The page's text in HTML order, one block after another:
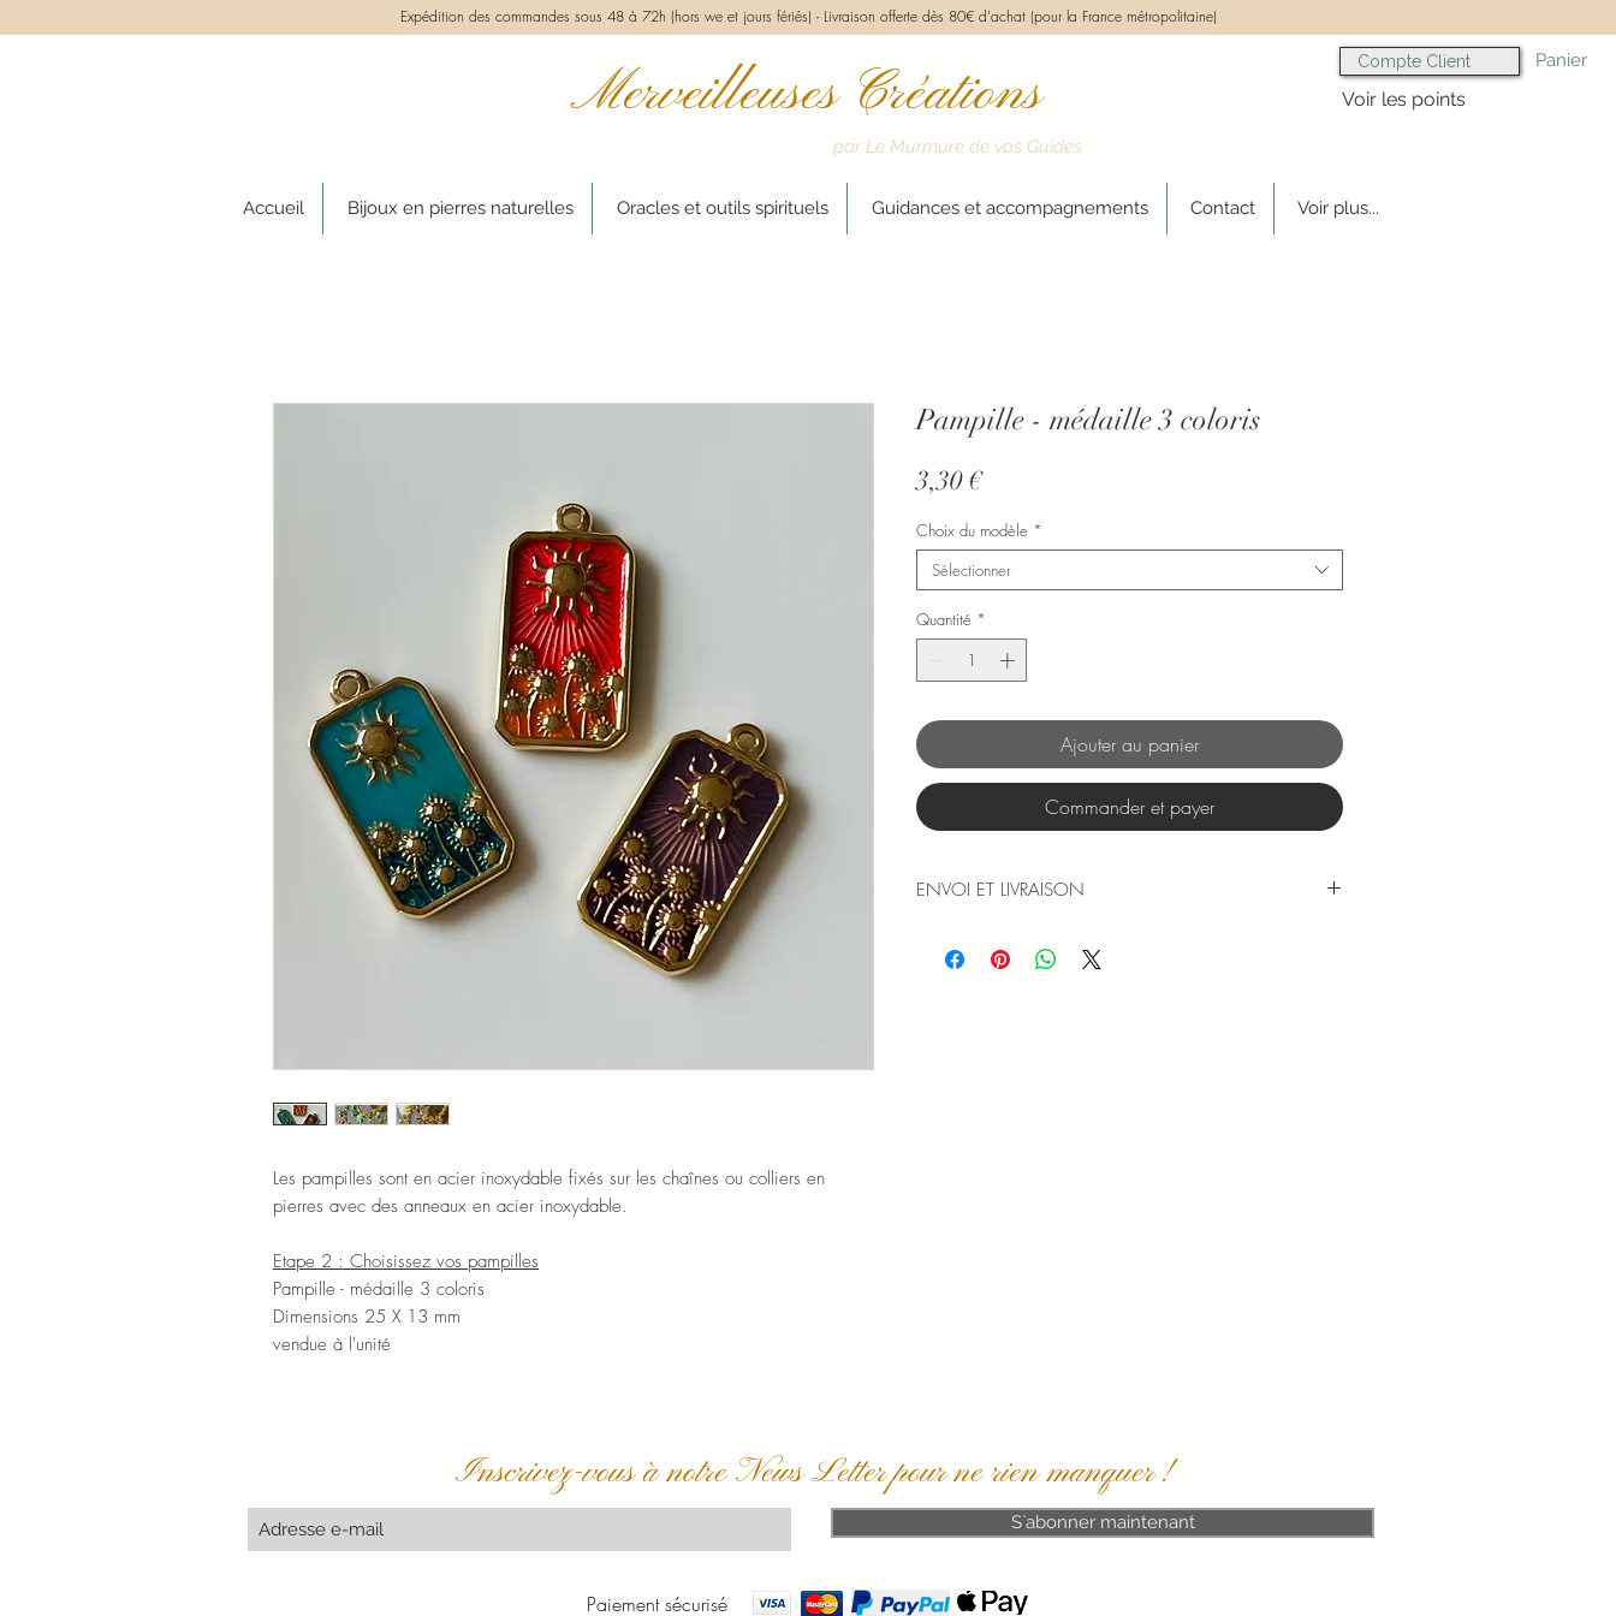
Expédition des commandes sous 48 à 72h (hors we et jours fériés) - Livraison offerte dès 80€ d'achat (pour la France métropolitaine)
Merveilleuses Créations Panier
Compte Client
Voir les points
par Le Murmure de vos Guides
Accueil Bijoux en pierres naturelles Oracles et outils spirituels Guidances et accompagnements Contact Voir plus...
Les pampilles sont en acier inoxydable fixés sur les chaînes ou colliers en
pierres avec des anneaux en acier inoxydable.
Etape 2 : Choisissez vos pampilles
Pampille - médaille 3 coloris
Dimensions 25 X 13 mm
vendue à l'unité
Pampille - médaille 3 coloris
3,30 €Prix
Choix du modèle *
Sélectionner
Quantité *
Ajouter au panier
Commander et payer
ENVOI ET LIVRAISON
et jours fériés).
Inscrivez-vous à notre News Letter pour ne rien manquer !
S`abonner maintenant
Paiement sécurisé